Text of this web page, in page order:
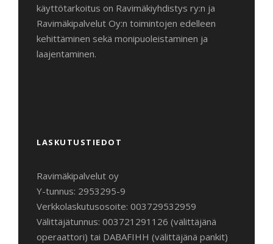
käyttötarkoitus on Ravimäkiyhdistys ry:n ja
Ravimäkipalvelut Oy:n toimintojen edelleen
kehittäminen sekä monipuoleistaminen ja
laajentaminen.
LASKUTUSTIEDOT
Ravimäkipalvelut oy
Y-tunnus: 2953295-9
Verkkolaskutusosoite: 003729532959
Välittäjätunnus: 003721291126 (välittäjänä
operaattori) tai DABAFIHH (välittäjänä pankit)